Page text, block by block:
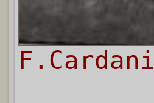
F.Cardani